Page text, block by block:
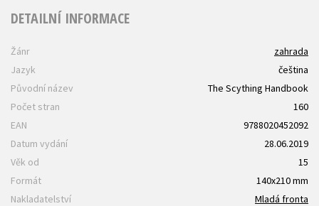
DETAILNÍ INFORMACE
Žánr
zahrada
Jazyk
čeština
Původní název
The Scything Handbook
Počet stran
160
EAN
9788020452092
Datum vydání
28.06.2019
Věk od
15
Formát
140x210 mm
Nakladatelství
Mladá fronta